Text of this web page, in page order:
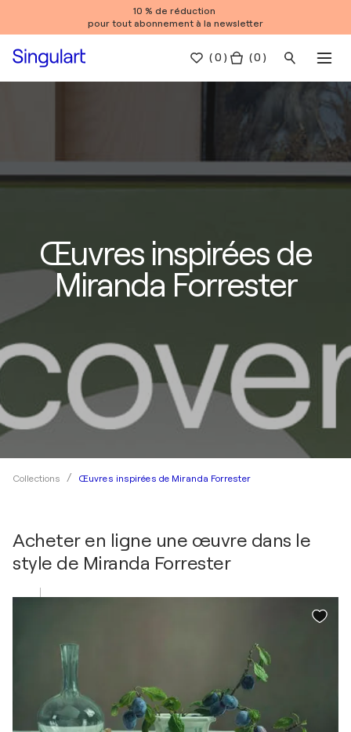
10 % de réduction
pour tout abonnement à la newsletter
(0 ) ( 0 )
Œuvres inspirées de
Miranda Forrester
Collections Œuvres inspirées de Miranda Forrester
Acheter en ligne une œuvre dans le
style de Miranda Forrester